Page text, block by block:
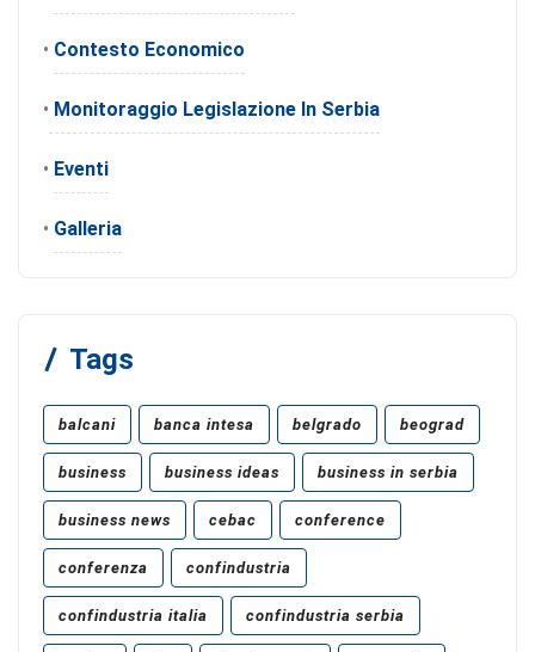
• Contesto Economico
• Monitoraggio Legislazione In Serbia
• Eventi
• Galleria
Tags
balcani banca intesa belgrado beograd
business business ideas business in serbia
business news cebac conference
conferenza confindustria
confindustria italia confindustria serbia